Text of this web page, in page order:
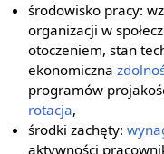
środowisko pracy:
organizacji w
otoczeniem, stan
ekonomiczna
programów
rotacja,
środki zachęty:
aktywności